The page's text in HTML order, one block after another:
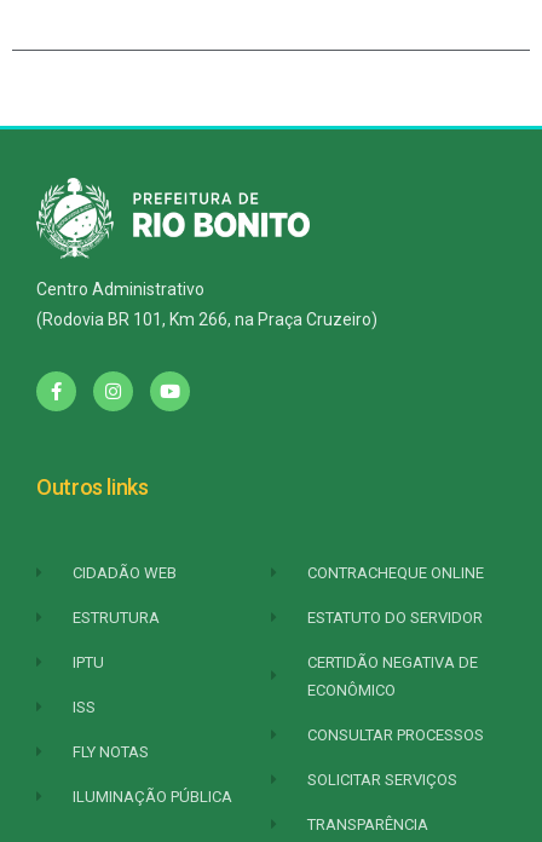
Centro Administrativo
(Rodovia BR 101, Km 266, na Praça Cruzeiro)
Outros links
CIDADÃO WEB
ESTRUTURA
IPTU
ISS
FLY NOTAS
ILUMINAÇÃO PÚBLICA
CONTRACHEQUE ONLINE
ESTATUTO DO SERVIDOR
CERTIDÃO NEGATIVA DE
ECONÔMICO
CONSULTAR PROCESSOS
SOLICITAR SERVIÇOS
TRANSPARÊNCIA